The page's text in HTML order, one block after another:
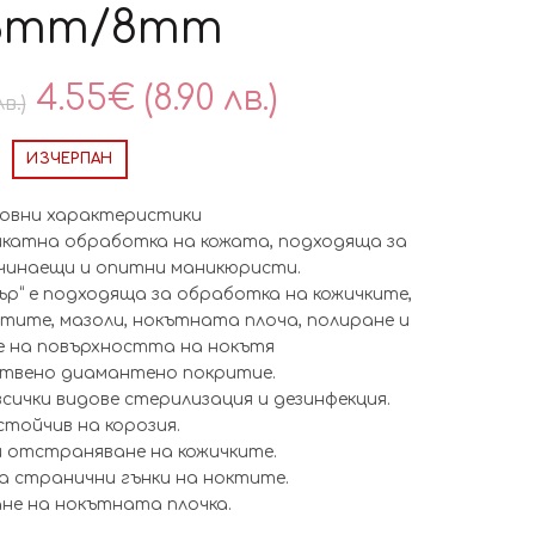
8mm
Original
price
was:
6.08€
(11.90
лв.).
4.55€ (8.90 лв.)
4.55€
(8.90
ИЗЧЕРПАН
характеристики
обработка на кожата, подходяща за
и опитни маникюристи.
е подходяща за обработка на кожичките,
мазоли, нокътната плоча, полиране и
на повърхността на нокътя
диамантено покритие.
видове стерилизация и дезинфекция.
на корозия.
отстраняване на кожичките.
странични гънки на ноктите.
на нокътната плочка.